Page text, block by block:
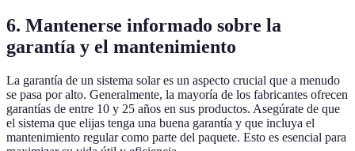
6. Mantenerse informado sobre la
garantía y el mantenimiento
La garantía de un sistema solar es un aspecto crucial que a menudo
se pasa por alto. Generalmente, la mayoría de los fabricantes ofrecen
garantías de entre 10 y 25 años en sus productos. Asegúrate de que
el sistema que elijas tenga una buena garantía y que incluya el
mantenimiento regular como parte del paquete. Esto es esencial para